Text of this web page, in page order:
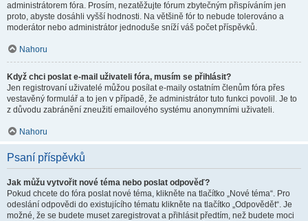
administrátorem fóra. Prosím, nezatěžujte fórum zbytečným přispíváním jen
proto, abyste dosáhli vyšší hodnosti. Na většině fór to nebude tolerováno a
moderátor nebo administrátor jednoduše sníží váš počet příspěvků.
Nahoru
Když chci poslat e-mail uživateli fóra, musím se přihlásit?
Jen registrovaní uživatelé můžou posílat e-maily ostatním členům fóra přes
vestavěný formulář a to jen v případě, že administrátor tuto funkci povolil. Je to
z důvodu zabránění zneužití emailového systému anonymními uživateli.
Nahoru
Psaní příspěvků
Jak můžu vytvořit nové téma nebo poslat odpověď?
Pokud chcete do fóra poslat nové téma, klikněte na tlačítko „Nové téma“. Pro
odeslání odpovědi do existujícího tématu klikněte na tlačítko „Odpovědět“. Je
možné, že se budete muset zaregistrovat a přihlásit předtím, než budete moci